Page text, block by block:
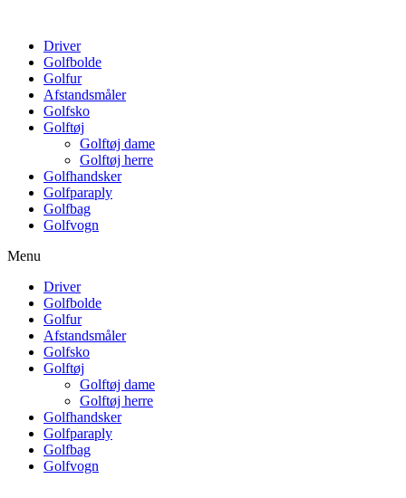
Driver
Golfbolde
Golfur
Afstandsmåler
Golfsko
Golftøj
Golftøj dame
Golftøj herre
Golfhandsker
Golfparaply
Golfbag
Golfvogn
Menu
Driver
Golfbolde
Golfur
Afstandsmåler
Golfsko
Golftøj
Golftøj dame
Golftøj herre
Golfhandsker
Golfparaply
Golfbag
Golfvogn